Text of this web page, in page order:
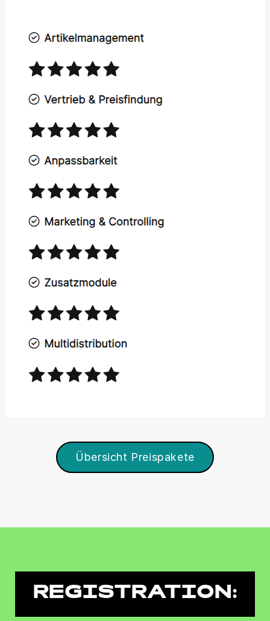
Übersicht Preispakete
REGISTRATION: